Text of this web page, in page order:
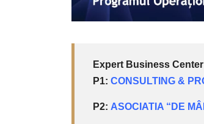
Expert Business
P1: CONSULTING &
P2: ASOCIATIA “DE